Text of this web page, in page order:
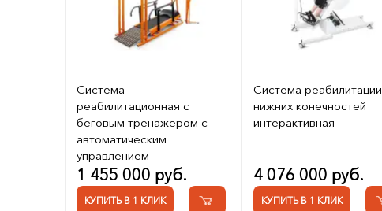
Система
реабилитационная с
беговым тренажером с
автоматическим
управлением
1 455 000 руб.
КУПИТЬ В 1 КЛИК
Система реабилитации
нижних конечностей
интерактивная
4 076 000 руб.
КУПИТЬ В 1 КЛИК